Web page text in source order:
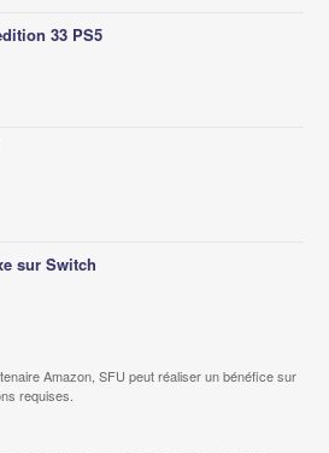
33 PS5
sur Switch
Amazon, SFU peut réaliser un bénéfice sur
requises.